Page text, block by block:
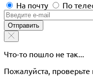
На почту
По
Отправить
Что-то пошло не так...
Пожалуйста,